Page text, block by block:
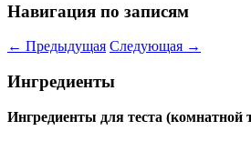
Навигация по записям
← Предыдущая Следующая →
Ингредиенты
Ингредиенты для теста (комнатной